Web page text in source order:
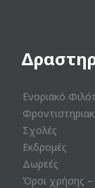
Ενοριακό
Σχολές
Εκδρομές
Δωρεές
Όροι χρήσης